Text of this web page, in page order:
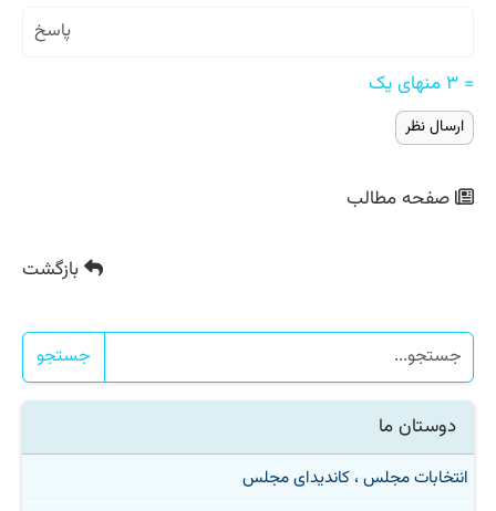
= ۳ منهای یک
صفحه مطالب
بازگشت
جستجو
دوستان ما
انتخابات مجلس ، کاندیدای مجلس